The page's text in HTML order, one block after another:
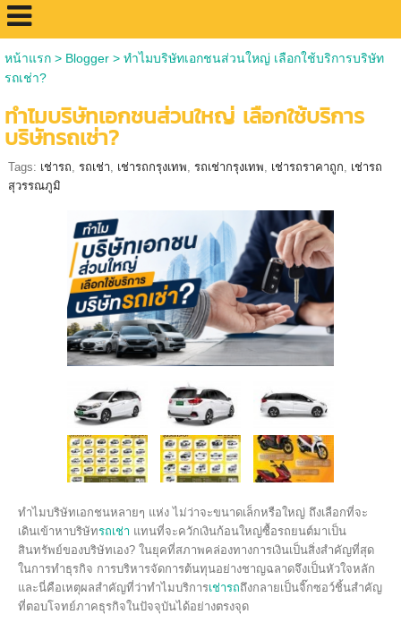
หน้าแรก> Blogger> ทำไมบริษัทเอกชนส่วนใหญ่ เลือกใช้บริการบริษัท
รถเช่า?
ทำไมบริษัทเอกชนส่วนใหญ่ เลือกใช้บริการ
บริษัทรถเช่า?
Tags: เช่ารถ, รถเช่า, เช่ารถกรุงเทพ, รถเช่ากรุงเทพ, เช่ารถราคาถูก, เช่ารถ
สุวรรณภูมิ
ทำไมบริษัทเอกชนหลายๆ แห่ง ไม่ว่าจะขนาดเล็กหรือใหญ่ ถึงเลือกที่จะ
เดินเข้าหาบริษัทรถเช่า แทนที่จะควักเงินก้อนใหญ่ซื้อรถยนต์มาเป็น
สินทรัพย์ของบริษัทเอง? ในยุคที่สภาพคล่องทางการเงินเป็นสิ่งสำคัญที่สุด
ในการทำธุรกิจ การบริหารจัดการต้นทุนอย่างชาญฉลาดจึงเป็นหัวใจหลัก
และนี่คือเหตุผลสำคัญที่ว่าทำไมบริการเช่ารถถึงกลายเป็นจิ๊กซอว์ชิ้นสำคัญ
ที่ตอบโจทย์ภาคธุรกิจในปัจจุบันได้อย่างตรงจุด